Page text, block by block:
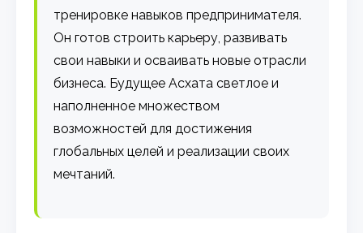
тренировке навыков предпринимателя.
Он готов строить карьеру, развивать
свои навыки и осваивать новые отрасли
бизнеса. Будущее Асхата светлое и
наполненное множеством
возможностей для достижения
глобальных целей и реализации своих
мечтаний.